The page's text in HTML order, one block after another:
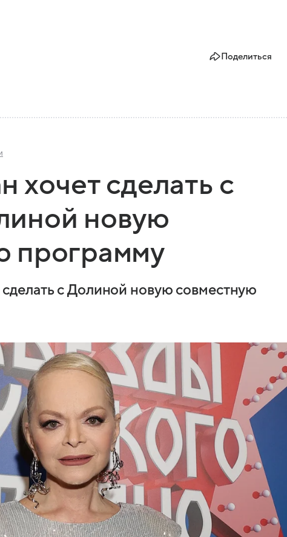
Поделиться
хочет сделать с
новую
программу
с Долиной новую совместную